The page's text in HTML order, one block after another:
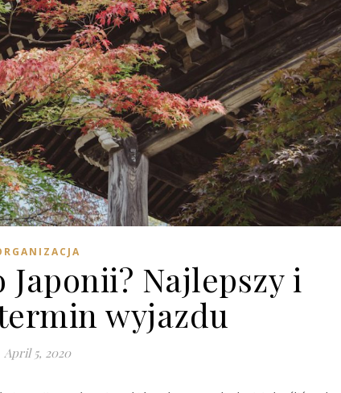
Najlepszy i
wyjazdu
April 5, 2020